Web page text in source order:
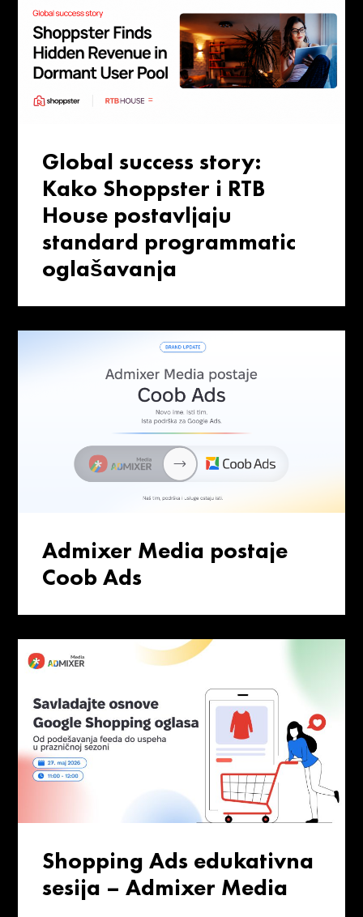
Global success story:
Kako Shoppster i RTB
House postavljaju
standard programmatic
oglašavanja
Admixer Media postaje
Coob Ads
Shopping Ads edukativna
sesija – Admixer Media